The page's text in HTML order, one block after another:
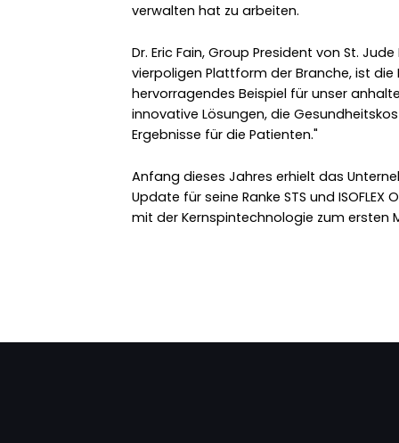
verwalten hat zu arbeiten.
Dr. Eric Fain, Group President von St.
vierpoligen Plattform der Branche, ist
hervorragendes Beispiel für unser
innovative Lösungen, die
Ergebnisse für die Patienten."
Anfang dieses Jahres erhielt das
Update für seine Ranke STS und
mit der Kernspintechnologie zum ersten